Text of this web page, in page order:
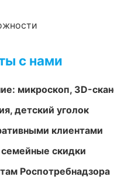
с нами
микроскоп, 3D-
детский уголок
клиентами
скидки
Роспотребнадзора